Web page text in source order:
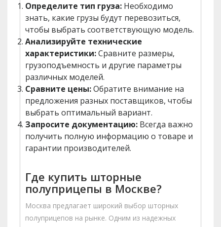
Определите тип груза: Необходимо
знать, какие грузы будут перевозиться,
чтобы выбрать соответствующую модель.
Анализируйте технические
характеристики:Сравните размеры,
грузоподъемность и другие параметры
различных моделей.
Сравните цены:Обратите внимание на
предложения разных поставщиков, чтобы
выбрать оптимальный вариант.
Запросите документацию: Всегда важно
получить полную информацию о товаре и
гарантии производителей.
Где купить шторные
полуприцепы в Москве?
Москва предлагает широкий выбор шторных
полуприцепов на рынке. Одним из надежных